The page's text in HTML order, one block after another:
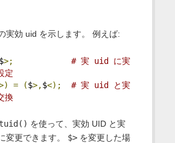
実効 uid を示します。 例えば:
>;
# 実 uid に実
定
= ($>,$<);
# 実 uid と実
換
を使って、実効 UID と実
変更できます。 $>を変更した場